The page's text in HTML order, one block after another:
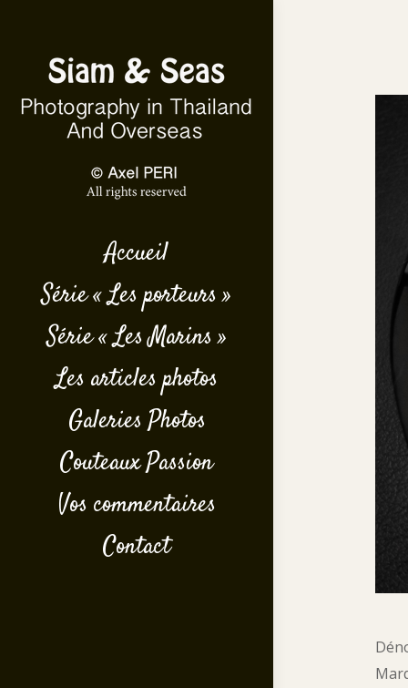
Accueil
Série « Les porteurs »
Série « Les Marins »
Les articles photos
Galeries Photos
Couteaux Passion
Vos commentaires
Contact